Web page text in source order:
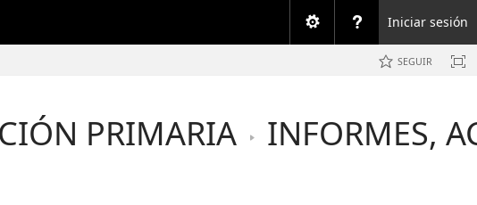
Iniciar sesión
SEGUIR
PRIMARIA INFORMES,